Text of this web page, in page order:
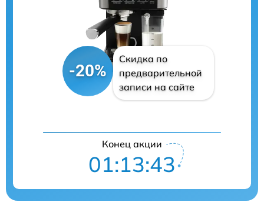
-20%
Скидка по
предварительной
записи на сайте
Конец акции
01:13:43